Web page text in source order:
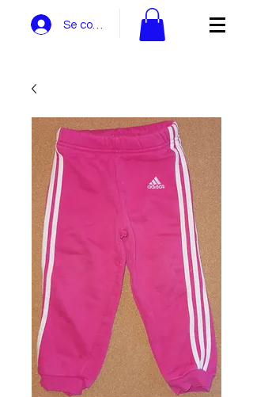
Se connecter